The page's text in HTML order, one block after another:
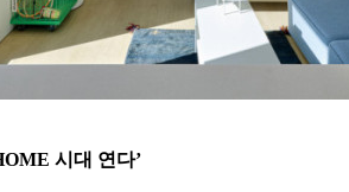
시대 연다’